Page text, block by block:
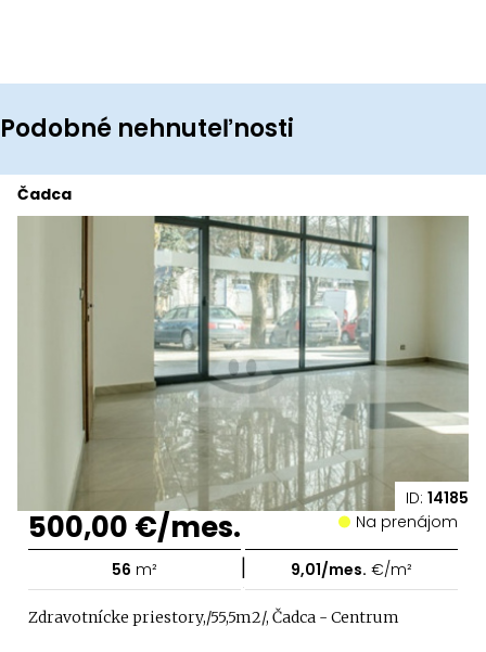
Podobné nehnuteľnosti
ID: 14185
Čadca
500,00 €/mes. Na prenájom
56 m² | 9,01/mes. €/m²
Zdravotnícke priestory,/55,5m2/, Čadca - Centrum